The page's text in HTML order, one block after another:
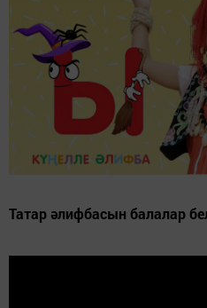
Татар әлифбасын балалар